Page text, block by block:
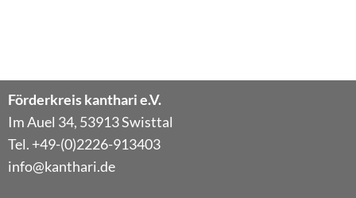
Förderkreis kanthari e.V.
Im Auel 34, 53913 Swisttal
Tel. +49-(0)2226-913403
info@kanthari.de